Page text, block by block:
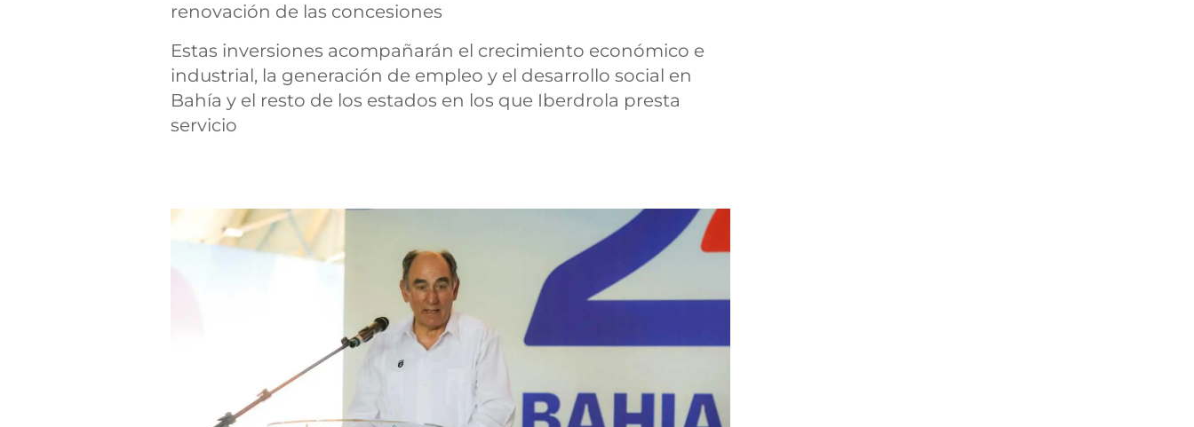
renovación de las concesiones
Estas inversiones acompañarán el crecimiento económico e
industrial, la generación de empleo y el desarrollo social en
Bahía y el resto de los estados en los que Iberdrola presta
servicio